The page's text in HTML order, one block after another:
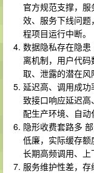
官方规范支撑，
效、服务下线问
程项目运行中断。
数据隐私存在隐
离机制，用户代
取、泄露的潜在风
延迟高、调用成
致接口响应延迟
配生产环境、自动
隐形收费套路多
低廉，实际缓存额
长期高频调用、上
服务维护性差，